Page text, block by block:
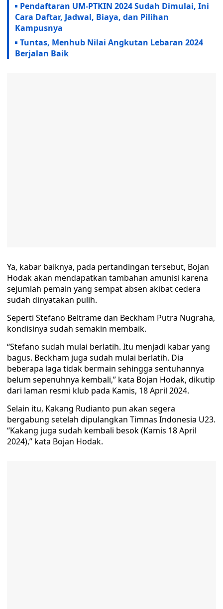
Pendaftaran UM-PTKIN 2024 Sudah Dimulai, Ini
Cara Daftar, Jadwal, Biaya, dan Pilihan
Kampusnya
Tuntas, Menhub Nilai Angkutan Lebaran 2024
Berjalan Baik
Ya, kabar baiknya, pada pertandingan tersebut, Bojan
Hodak akan mendapatkan tambahan amunisi karena
sejumlah pemain yang sempat absen akibat cedera
sudah dinyatakan pulih.
Seperti Stefano Beltrame dan Beckham Putra Nugraha,
kondisinya sudah semakin membaik.
“Stefano sudah mulai berlatih. Itu menjadi kabar yang
bagus. Beckham juga sudah mulai berlatih. Dia
beberapa laga tidak bermain sehingga sentuhannya
belum sepenuhnya kembali,” kata Bojan Hodak, dikutip
dari laman resmi klub pada Kamis, 18 April 2024.
Selain itu, Kakang Rudianto pun akan segera
bergabung setelah dipulangkan Timnas Indonesia U23.
“Kakang juga sudah kembali besok (Kamis 18 April
2024),” kata Bojan Hodak.